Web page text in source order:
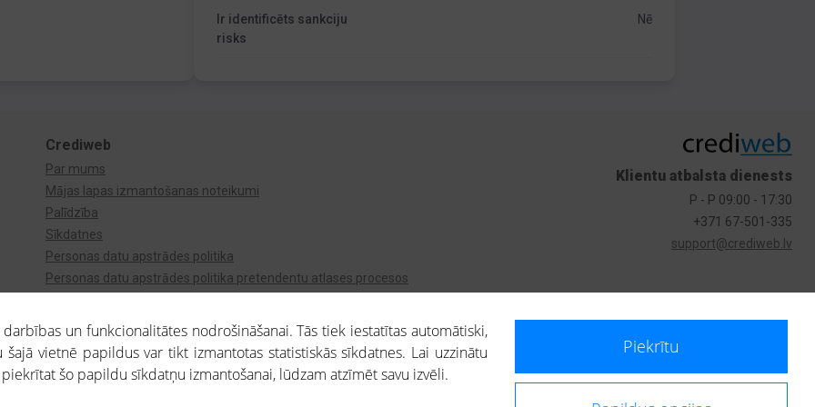
Ir identificēts sankciju
risks
Nē
Crediweb
Par mums
Mājas lapas izmantošanas noteikumi
Palīdzība
Sīkdatnes
Personas datu apstrādes politika
Personas datu apstrādes politika pretendentu atlases procesos
Klientu atbalsta dienests
P - P 09:00 - 17:30
+371 67-501-335
support@crediweb.lv
un funkcionalitātes nodrošināšanai. Tās tiek iestatītas automātiski,
vietnē papildus var tikt izmantotas statistiskās sīkdatnes. Lai uzzinātu
piekrītat šo papildu sīkdatņu izmantošanai, lūdzam atzīmēt savu izvēli.
Piekrītu